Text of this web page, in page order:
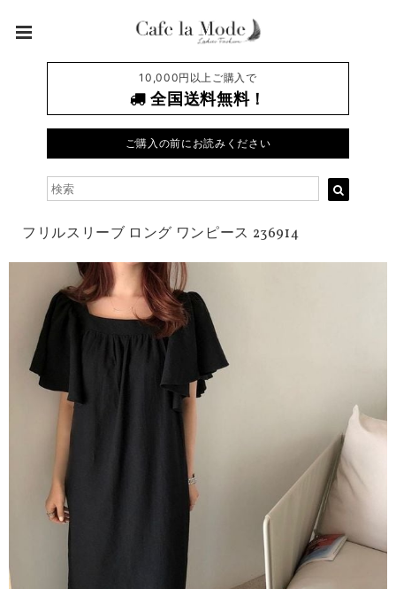
10,000円以上ご購入で
全国送料無料！
ご購入の前にお読みください
フリルスリーブ ロング ワンピース 236914